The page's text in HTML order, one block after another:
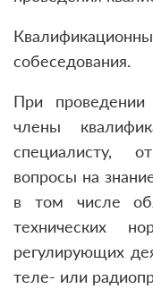
собеседования.
При проведении
члены
специалисту,
вопросы на
в том числе
технических
регулирующих
теле- или